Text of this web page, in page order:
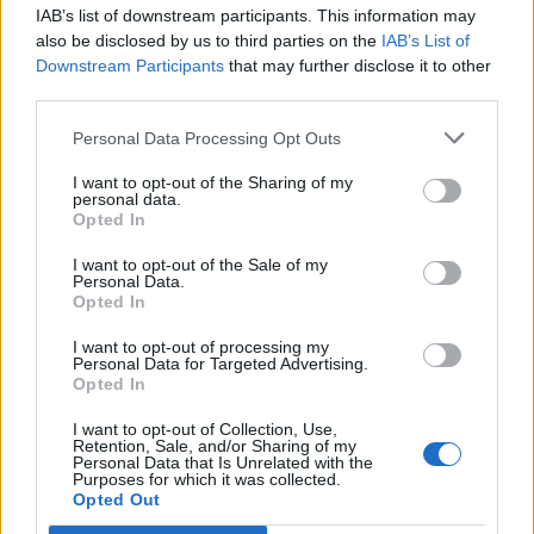
IAB’s list of downstream participants. This information may
also be disclosed by us to third parties on the IAB’s List of
Downstream Participants that may further disclose it to other
Personal Data Processing Opt Outs
I want to opt-out of the Sharing of my
personal data.
Opted In
I want to opt-out of the Sale of my
Personal Data.
Opted In
I want to opt-out of processing my
Personal Data for Targeted Advertising.
Opted In
I want to opt-out of Collection, Use,
Retention, Sale, and/or Sharing of my
Personal Data that Is Unrelated with the
Purposes for which it was collected.
Opted Out
2019-08-22
718.148 euro
Fonte: ANAC – Banca Dati Nazionale Contratti Pubblici
(Open Data,
licenza CC BY-SA 4.0). Ogni CIG e' verificabile sul portale ANAC.
Aiuti di Stato e contributi pubblici
C.s.e. Societa' Italiana Di Costruzioni Srl' risulta beneficiaria
di 3 aiuti o contributi pubblici per un totale di 64.117 euro
(2021–2023).
esenzioni fiscali e crediti d'imposta adottati a
seguito della crisi economica causata dall'epidemia di
COVID-19 [con mo
agenzia delle entrate